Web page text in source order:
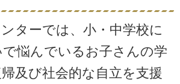
ターでは、小・中学校に
悩んでいるお子さんの学
及び社会的な自立を支援